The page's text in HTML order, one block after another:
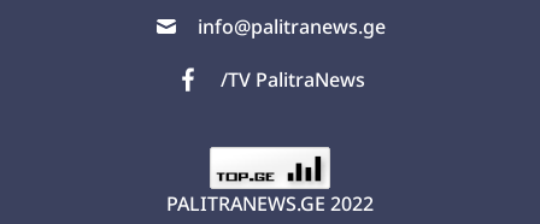
info@palitranews.ge
/TV PalitraNews
PALITRANEWS.GE 2022